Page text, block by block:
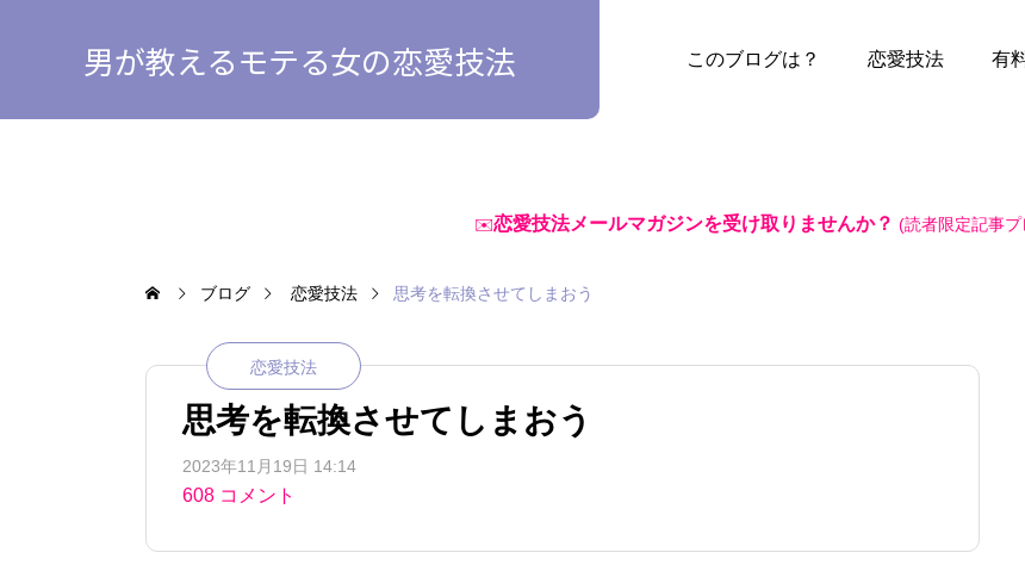
男が教えるモテる女の恋愛技法 このブログは？ 恋愛技法 有
✉️恋愛技法メールマガジンを受け取りませんか？ (読者限定記事
ブログ 恋愛技法 思考を転換させてしまおう
恋愛技法
思考を転換させてしまおう
2023年11月19日 14:14
608 コメント